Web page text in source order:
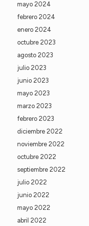
mayo 2024
febrero 2024
enero 2024
octubre 2023
agosto 2023
julio 2023
junio 2023
mayo 2023
marzo 2023
febrero 2023
diciembre 2022
noviembre 2022
octubre 2022
septiembre 2022
julio 2022
junio 2022
mayo 2022
abril 2022